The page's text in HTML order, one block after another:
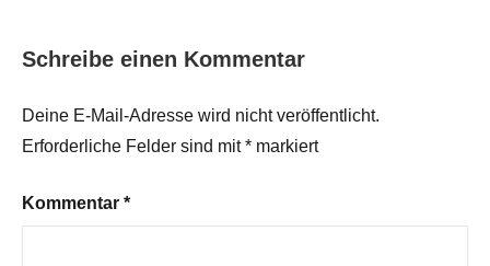
Schreibe einen Kommentar
Deine E-Mail-Adresse wird nicht veröffentlicht.
Erforderliche Felder sind mit* markiert
Kommentar *